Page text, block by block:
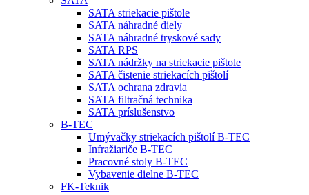
SATA striekacie pištole
SATA náhradné diely
SATA náhradné tryskové sady
SATA RPS
SATA nádržky na striekacie pištole
SATA čistenie striekacích pištolí
SATA ochrana zdravia
SATA filtračná technika
SATA príslušenstvo
B-TEC
Umývačky striekacích pištolí B-TEC
Infražiariče B-TEC
Pracovné stoly B-TEC
Vybavenie dielne B-TEC
FK-Teknik